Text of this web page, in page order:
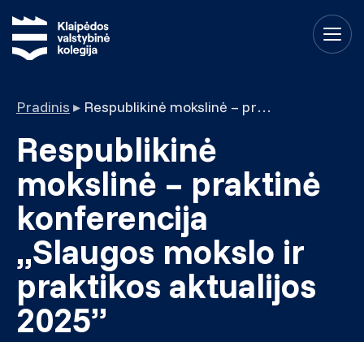
Pradinis ▸ Respublikinė mokslinė – praktinė konferencija „Slaugos mokslo ir praktikos aktualijos 2025”
Respublikinė
mokslinė – praktinė
konferencija
„Slaugos mokslo ir
praktikos aktualijos
2025”